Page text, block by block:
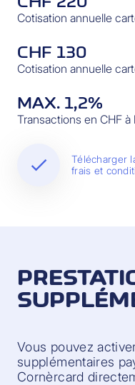
Cotisation annuelle
CHF 130
Cotisation annuelle
MAX. 1,2%
Transactions en CHF à
Télécharger
frais et
Vous pouvez
supplémentaires
Cornèrcard